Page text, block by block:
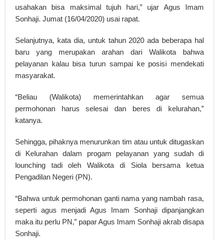
usahakan bisa maksimal tujuh hari,” ujar Agus Imam
Sonhaji. Jumat (16/04/2020) usai rapat.
Selanjutnya, kata dia, untuk tahun 2020 ada beberapa hal
baru yang merupakan arahan dari Walikota bahwa
pelayanan kalau bisa turun sampai ke posisi mendekati
masyarakat.
“Beliau (Walikota) memerintahkan agar semua
permohonan harus selesai dan beres di kelurahan,”
katanya.
Sehingga, pihaknya menurunkan tim atau untuk ditugaskan
di Kelurahan dalam progam pelayanan yang sudah di
lounching tadi oleh Walikota di Siola bersama ketua
Pengadilan Negeri (PN).
“Bahwa untuk permohonan ganti nama yang nambah rasa,
seperti agus menjadi Agus Imam Sonhaji dipanjangkan
maka itu perlu PN,” papar Agus Imam Sonhaji akrab disapa
Sonhaji.